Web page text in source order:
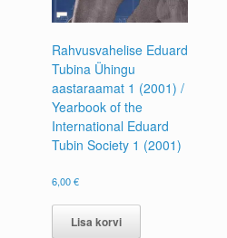
Rahvusvahelise Eduard
Tubina Ühingu
aastaraamat 1 (2001) /
Yearbook of the
International Eduard
Tubin Society 1 (2001)
6,00€
Lisa korvi